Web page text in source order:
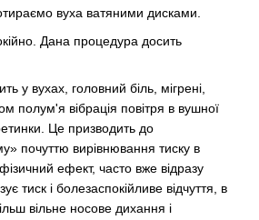
вуха ватяними дисками.
Дана процедура досить
у вухах, головний біль, мігрені,
полум'я вібрація повітря в вушної
Це призводить до
почуттю вирівнювання тиску в
ефект, часто вже відразу
тиск і болезаспокійливе відчуття, в
вільне носове дихання і